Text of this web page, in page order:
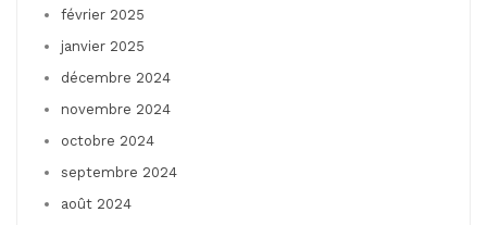
février 2025
janvier 2025
décembre 2024
novembre 2024
octobre 2024
septembre 2024
août 2024